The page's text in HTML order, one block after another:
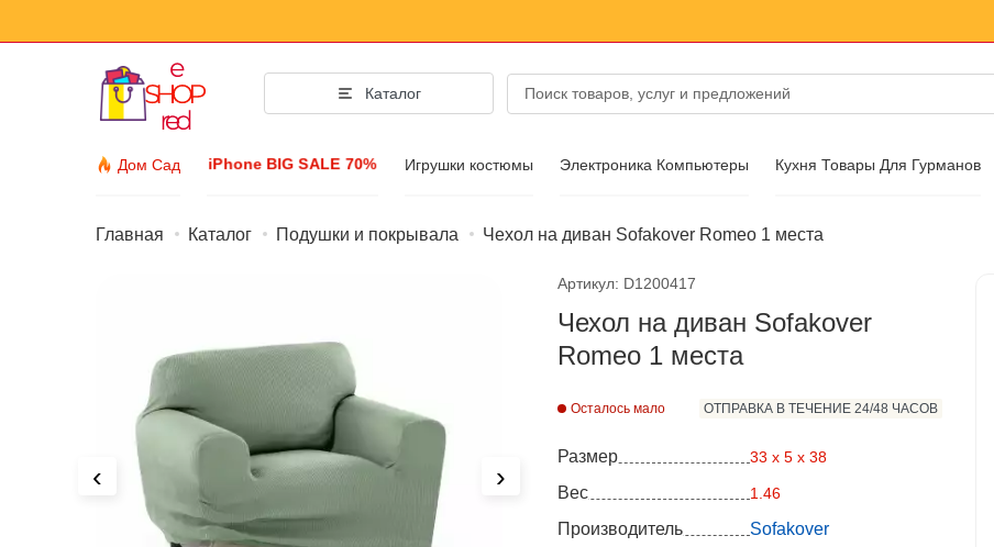
Каталог
Дом Сад iPhone BIG SALE 70% Игрушки костюмы Электроника Компьютеры Кухня Товары Для Гурманов
Мода Аксессуары
Солнечные очки
Бижутерия
Наручные часы
Главная Каталог Подушки и покрывала Чехол на диван Sofakover Romeo 1 места
‹ ›
Артикул: D1200417
Чехол на диван Sofakover
Romeo 1 места
Осталось мало ОТПРАВКА В ТЕЧЕНИЕ 24/48 ЧАСОВ
Размер 33 x 5 x 38
Вес 1.46
Производитель
Sofakover